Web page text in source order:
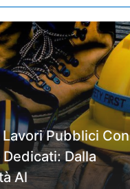
Pubblici Con
Dalla
Al